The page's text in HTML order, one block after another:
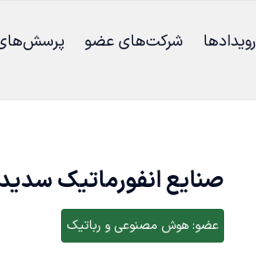
رویدادها شرکت‌های عضو
صنایع انفورماتیک
عضو: هوش مصنوعی و رباتیک